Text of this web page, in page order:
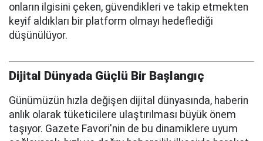
onların ilgisini çeken, güvendikleri ve takip etmekten
keyif aldıkları bir platform olmayı hedeflediği
düşünülüyor.
Dijital Dünyada Güçlü Bir Başlangıç
Günümüzün hızla değişen dijital dünyasında, haberin
anlık olarak tüketicilere ulaştırılması büyük önem
taşıyor. Gazete Favori'nin de bu dinamiklere uyum